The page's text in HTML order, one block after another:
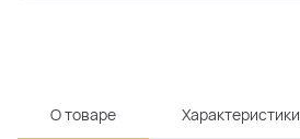
О товаре Характеристики